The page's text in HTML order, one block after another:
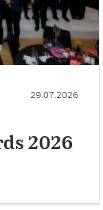
29.07.2026
2026